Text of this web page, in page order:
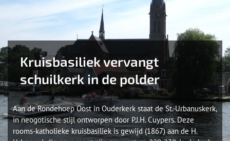
Kruisbasiliek vervangt
schuilkerk in de polder
Aan de Rondehoep Oost in Ouderkerk staat de St.-Urbanuskerk,
in neogotische stijl ontworpen door P.J.H. Cuypers. Deze
rooms-katholieke kruisbasiliek is gewijd (1867) aan de H.